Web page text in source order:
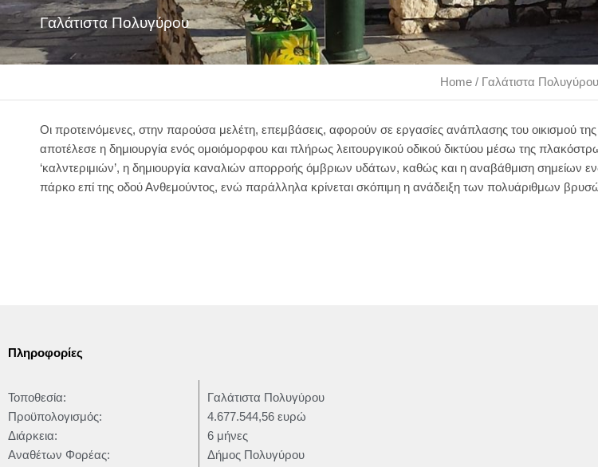
Γαλάτιστα Πολυγύρου
Home / Γαλάτιστα Πολυγύρου
Οι προτεινόμενες, στην παρούσα μελέτη, επεμβάσεις, αφορούν σε εργασίες ανάπλασης του οικισμού
αποτέλεσε η δημιουργία ενός ομοιόμορφου και πλήρως λειτουργικού οδικού δικτύου μέσω της
‘καλντεριμιών’, η δημιουργία καναλιών απορροής όμβριων υδάτων, καθώς και η αναβάθμιση σημείων
πάρκο επί της οδού Ανθεμούντος, ενώ παράλληλα κρίνεται σκόπιμη η ανάδειξη των πολυάριθμων
Πληροφορίες
Τοποθεσία:
Προϋπολογισμός:
Διάρκεια:
Αναθέτων Φορέας:
Γαλάτιστα Πολυγύρου
4.677.544,56 ευρώ
6 μήνες
Δήμος Πολυγύρου